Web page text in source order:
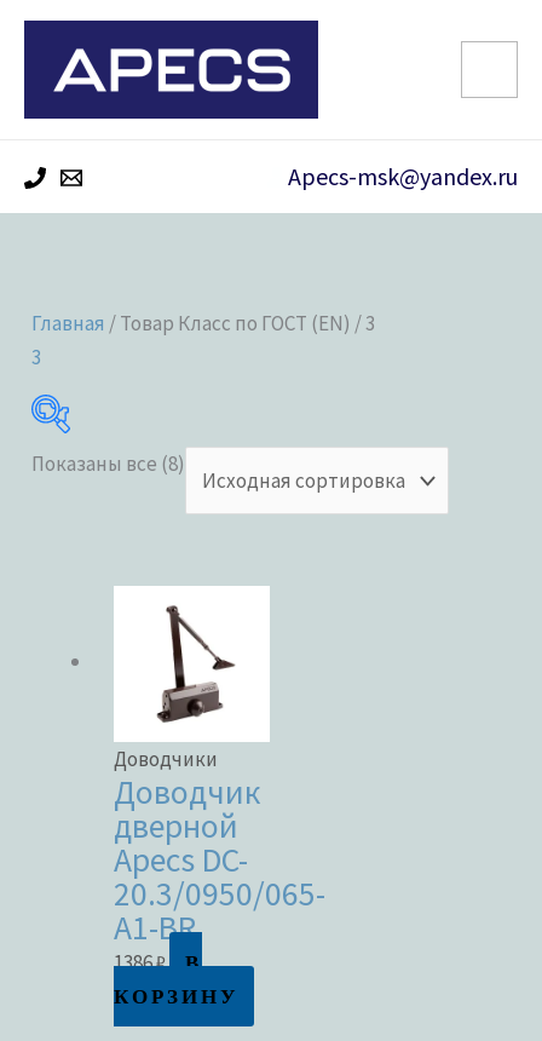
Перейти
содержимому
Apecs-msk@yandex.ru
Главная / Товар Класс по ГОСТ (EN) / 3
3
Категории товаров
В наличии
В продаже
Показаны все (8)
Доводчики
Доводчик
дверной
Apecs DC-
20.3/0950/065-
A1-BR
1386₽
В
КОРЗИНУ